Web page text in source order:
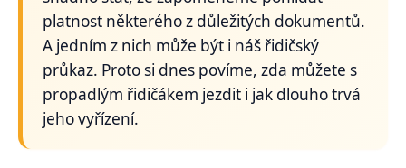
platnost některého z důležitých dokumentů.
A jedním z nich může být i náš řidičský
průkaz. Proto si dnes povíme, zda můžete s
propadlým řidičákem jezdit i jak dlouho trvá
jeho vyřízení.